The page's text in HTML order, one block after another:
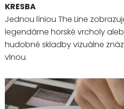
KRESBA
Jednou líniou The Line
legendárne horské vrcholy
hudobné skladby vizuálne
vlnou.